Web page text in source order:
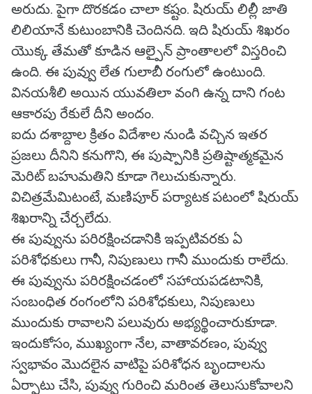
అరుదు. పైగా దొరకడం చాలా కష్టం. షిరుయ్ లిల్లీ జాతి
లిలియానే కుటుంబానికి చెందినది. ఇది షిరుయ్ శిఖరం
యొక్క తేమతో కూడిన ఆల్పైన్ ప్రాంతాలలో విస్తరించి
ఉంది. ఈ పువ్వు లేత గులాబీ రంగులో ఉంటుంది.
వినయశీలి అయిన యువతిలా వంగి ఉన్న దాని గంట
ఆకారపు రేకులే దీని అందం.
ఐదు దశాబ్దాల క్రితం విదేశాల నుండి వచ్చిన ఇతర
ప్రజలు దీనిని కనుగొని, ఈ పుష్పానికి ప్రతిష్టాత్మకమైన
మెరిట్ బహుమతిని కూడా గెలుచుకున్నారు.
విచిత్రమేమిటంటే, మణిపూర్ పర్యాటక పటంలో షిరుయ్
శిఖరాన్ని చేర్చలేదు.
ఈ పువ్వును పరిరక్షించడానికి ఇప్పటివరకు ఏ
పరిశోధకులు గానీ, నిపుణులు గానీ ముందుకు రాలేదు.
ఈ పువ్వును పరిరక్షించడంలో సహాయపడటానికి,
సంబంధిత రంగంలోని పరిశోధకులు, నిపుణులు
ముందుకు రావాలని పలువురు అభ్యర్థించారుకూడా.
ఇందుకోసం, ముఖ్యంగా నేల, వాతావరణం, పువ్వు
స్వభావం మొదలైన వాటిపై పరిశోధన బృందాలను
ఏర్పాటు చేసి, పువ్వు గురించి మరింత తెలుసుకోవాలని